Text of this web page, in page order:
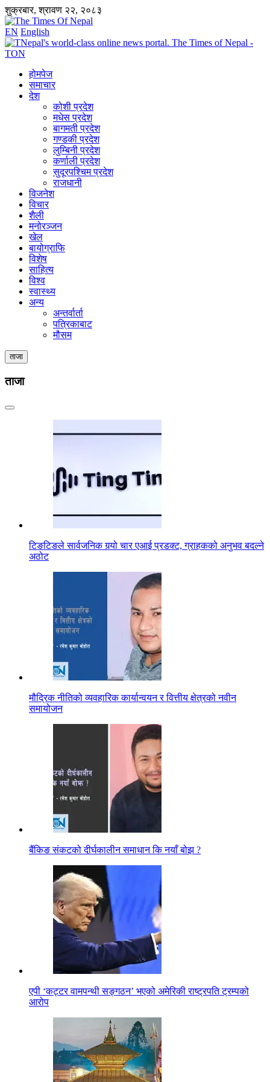
शुक्रबार, श्रावण २२, २०८३
EN English
होमपेज
समाचार
देश
कोशी प्रदेश
मधेस प्रदेश
बागमती प्रदेश
गण्डकी प्रदेश
लुम्बिनी प्रदेश
कर्णाली प्रदेश
सुदूरपश्चिम प्रदेश
राजधानी
विजनेश
विचार
शैली
मनोरञ्जन
खेल
बायोग्राफि
विशेष
साहित्य
विश्व
स्वास्थ्य
अन्य
अन्तर्वार्ता
पत्रिकाबाट
मौसम
ताजा
ताजा
टिङटिङले सार्वजनिक गर्‍यो चार एआई प्रडक्ट, ग्राहकको अनुभव बदल्ने
अठोट
मौद्रिक नीतिको व्यवहारिक कार्यान्वयन र वित्तीय क्षेत्रको नवीन
समायोजन
बैंकिङ संकटको दीर्घकालीन समाधान कि नयाँ बोझ ?
एपी ‘कट्टर वामपन्थी सङ्गठन’ भएको अमेरिकी राष्ट्रपति ट्रम्पको
आरोप